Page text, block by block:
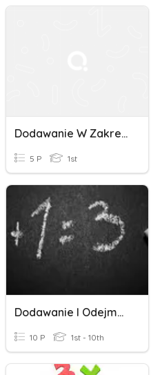
Dodawanie W Zakresie 100
5 P 1st
Dodawanie I Odejmowanie W Zakresie 100
10 P 1st - 10th